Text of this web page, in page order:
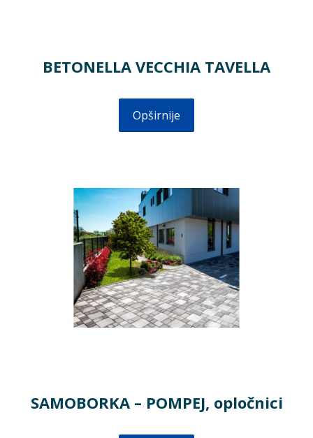
BETONELLA VECCHIA TAVELLA
Opširnije
SAMOBORKA – POMPEJ, opločnici